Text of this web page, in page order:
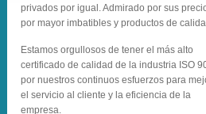
privados por igual. Admirado por sus
por mayor imbatibles y productos de
Estamos orgullosos de tener el más alto
certificado de calidad de la industria ISO
por nuestros continuos esfuerzos para
el servicio al cliente y la eficiencia de la
empresa.